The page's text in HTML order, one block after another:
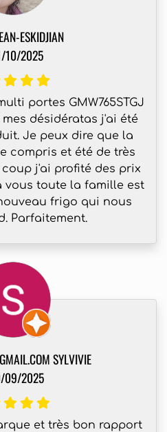
ESKIDJIAN
10/2025
portes GMW765STGJ
désidératas j'ai été
Je peux dire que la
compris et été de très
j'ai profité des prix
vous toute la famille est
frigo qui nous
Parfaitement.
SYLVIVIE
09/2025
et très bon rapport